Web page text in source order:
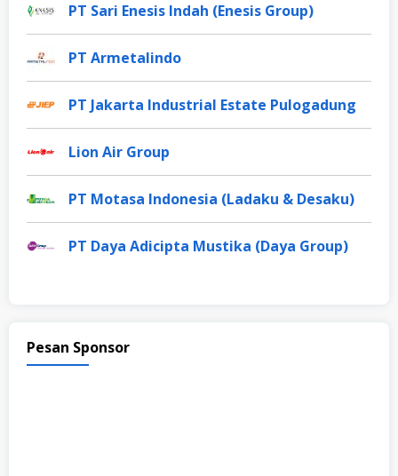
PT Sari Enesis Indah (Enesis Group)
PT Armetalindo
PT Jakarta Industrial Estate Pulogadung
Lion Air Group
PT Motasa Indonesia (Ladaku & Desaku)
PT Daya Adicipta Mustika (Daya Group)
Pesan Sponsor